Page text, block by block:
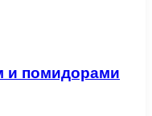
и помидорами